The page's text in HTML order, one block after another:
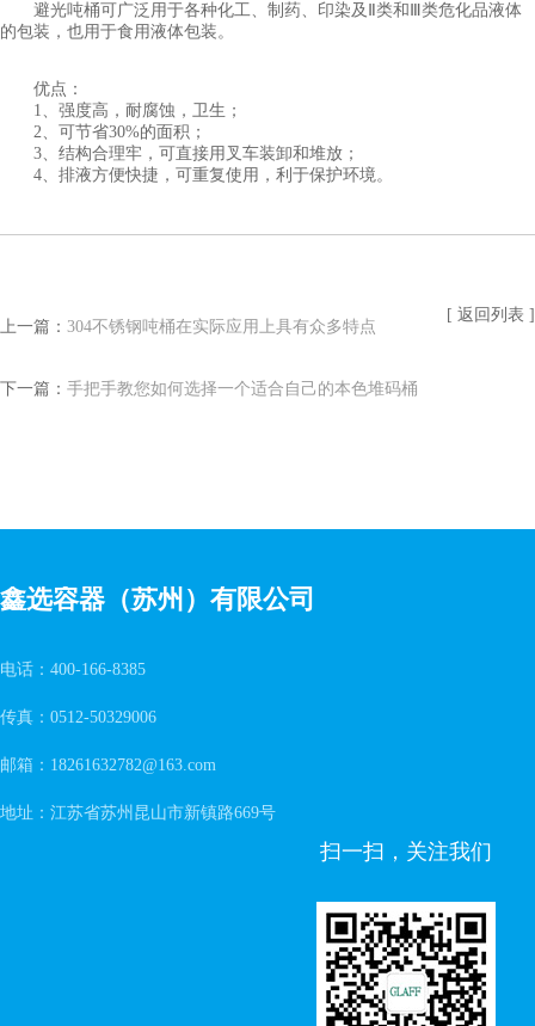
避光吨桶可广泛用于各种化工、制药、印染及Ⅱ类和Ⅲ类危化品液体
的包装，也用于食用液体包装。
优点：
1、强度高，耐腐蚀，卫生；
2、可节省30%的面积；
3、结构合理牢，可直接用叉车装卸和堆放；
4、排液方便快捷，可重复使用，利于保护环境。
上一篇： 304不锈钢吨桶在实际应用上具有众多特点
下一篇： 手把手教您如何选择一个适合自己的本色堆码桶
[ 返回列表 ]
鑫选容器（苏州）有限公司
电话：400-166-8385
传真：0512-50329006
邮箱：18261632782@163.com
地址：江苏省苏州昆山市新镇路669号
扫一扫，关注我们